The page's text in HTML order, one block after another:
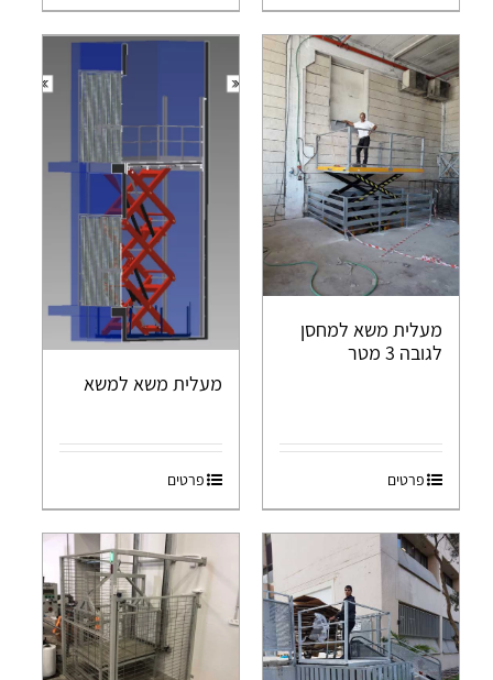
מעלית משא למחסן
לגובה 3 מטר
פרטים
מעלית משא למשא
פרטים